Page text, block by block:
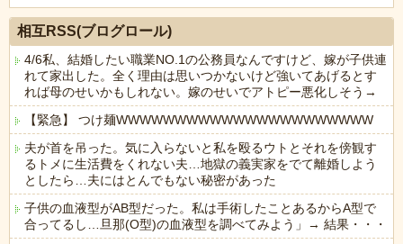
相互RSS(ブログロール)
4/6私、結婚したい職業NO.1の公務員なんですけど、嫁が子供連
れて家出した。全く理由は思いつかないけど強いてあげるとす
れば母のせいかもしれない。嫁のせいでアトピー悪化しそう→
【緊急】 つけ麺WWWWWWWWWWWWWWWWWWWWWW
夫が首を吊った。気に入らないと私を殴るウトとそれを傍観す
るトメに生活費をくれない夫…地獄の義実家をでて離婚しよう
としたら…夫にはとんでもない秘密があった
子供の血液型がAB型だった。私は手術したことあるからA型で
合ってるし…旦那(O型)の血液型を調べてみよう」→ 結果・・・